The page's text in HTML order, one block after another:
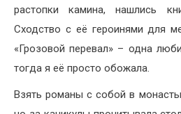
растопки камина, нашлись
Сходство с её героинями для
«Грозовой перевал» – одна
тогда я её просто обожала.
Взять романы с собой в